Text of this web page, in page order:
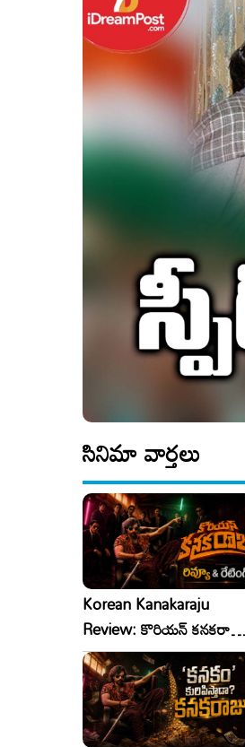
సినిమా వార్తలు
Korean Kanakaraju
Review: కొరియన్ కనకరాజు
రివ్యూ & రేటింగ్!